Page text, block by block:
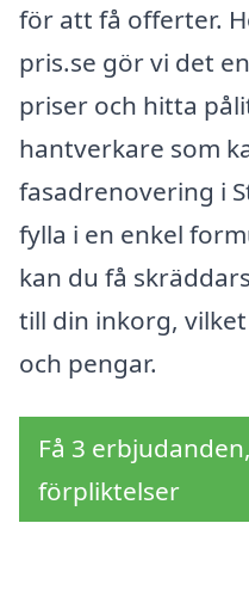
för att få offerter.
pris.se gör vi det
priser och hitta
hantverkare som
fasadrenovering i
fylla i en enkel
kan du få
till din inkorg,
och pengar.
Få 3
förpliktelser